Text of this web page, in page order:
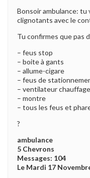
Bonsoir ambulance:
clignotants avec le
Tu confirmes que pas
– feus stop
– boite à gants
– allume-cigare
– feus de
– ventilateur chauffage
– montre
– tous les feus et
?
ambulance
5 Chevrons
Messages: 104
Le Mardi 17